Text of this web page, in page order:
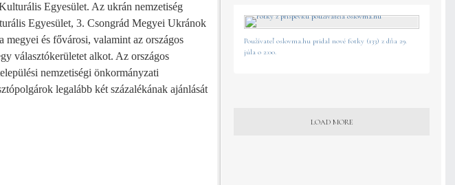
Egyesület. Az ukrán nemzetiség
Egyesület, 3. Csongrád Megyei Ukránok
megyei és fővárosi, valamint az országos
választókerületet alkot. Az országos
nemzetiségi önkormányzati
legalább két százalékának ajánlását
Používateľ oslovma.hu pridal nové fotky (133) z dňa 29.
júla o 2:00.
LOAD MORE